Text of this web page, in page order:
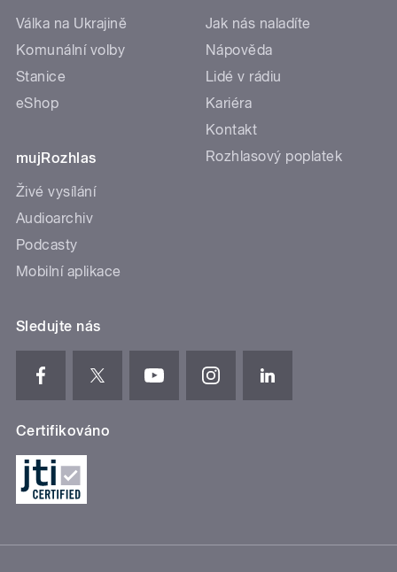
Válka na Ukrajině
Komunální volby
Stanice
eShop
mujRozhlas
Živé vysílání
Audioarchiv
Podcasty
Mobilní aplikace
Jak nás naladíte
Nápověda
Lidé v rádiu
Kariéra
Kontakt
Rozhlasový poplatek
Sledujte nás
Certifikováno